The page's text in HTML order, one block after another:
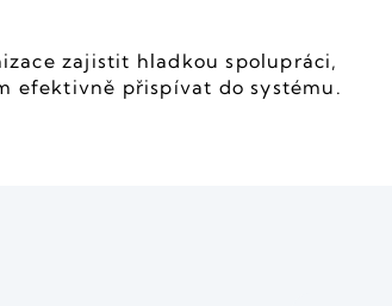
zajistit hladkou spolupráci,
efektivně přispívat do systému.